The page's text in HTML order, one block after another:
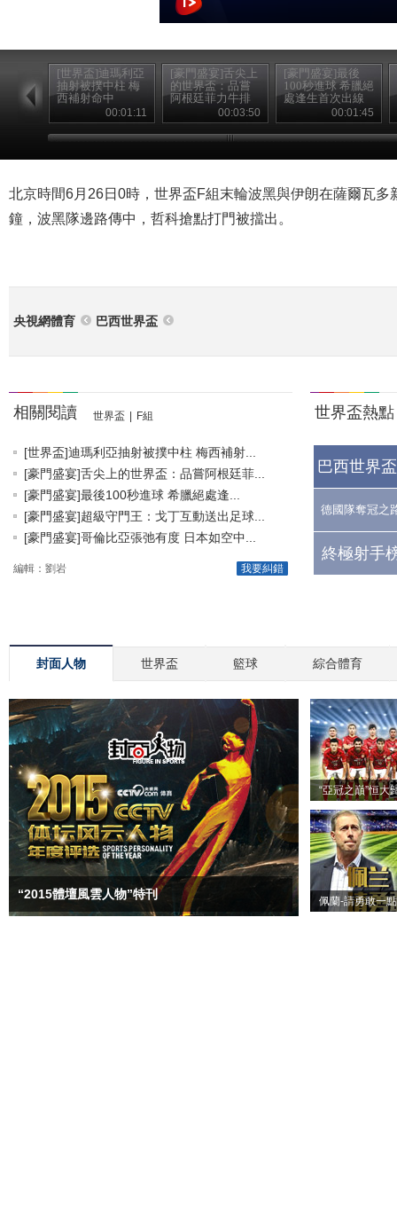
[世界盃]迪瑪利亞
抽射被撲中柱 梅
西補射命中
00:01:11
[豪門盛宴]舌尖上
的世界盃：品嘗
阿根廷菲力牛排
00:03:50
[豪門盛宴]最後
100秒進球 希臘絕
處逢生首次出線
00:01:45
北京時間6月26日0時，世界盃F組末輪波黑與伊朗在薩爾瓦多
鐘，波黑隊邊路傳中，哲科搶點打門被擋出。
央視網體育 巴西世界盃
相關閱讀 世界盃 F組
[世界盃]迪瑪利亞抽射被撲中柱 梅西補射...
[豪門盛宴]舌尖上的世界盃：品嘗阿根廷菲...
[豪門盛宴]最後100秒進球 希臘絕處逢...
[豪門盛宴]超級守門王：戈丁互動送出足球...
[豪門盛宴]哥倫比亞張弛有度 日本如空中...
我要糾錯
編輯：劉岩
世界盃熱點
巴西世界
德國隊奪冠之
終極射手
封面人物 世界盃 籃球 綜合體育
“2015體壇風雲人物”特刊
“亞冠之巔”恒大
佩蘭-請勇敢一點